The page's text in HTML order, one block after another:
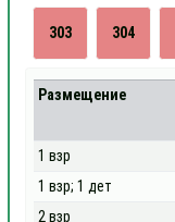
303 304
Размещение
1 взр
1 взр; 1 дет
2 взр